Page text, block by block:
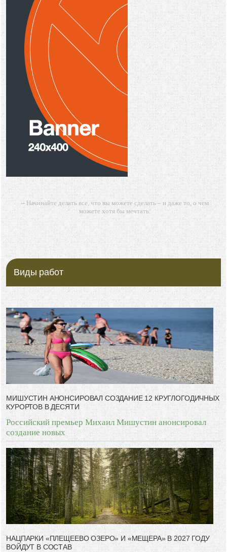
-- Начинайте делать все, что вы можете сделать – и даже то, о чем
можете хотя бы мечтать.
-- Все дело в мыслях. Мысль — начало всего. И мыслями можно
управлять. И поэтому главное дело совершенствования: работать над
мыслями.
-- Идите уверенно по направлению к мечте. Живите той жизнью,
глупость. Из всех страхов самый пугающий — самолюбование.
-- Лучшее, что можно сделать с хорошим советом, это пропустить его
мимо ушей. Он никогда не бывает полезен никому, кроме того, кто его
-- Люблю давать советы и очень не люблю, когда их дают мне.
Виды работ
МИШУСТИН АНОНСИРОВАЛ СОЗДАНИЕ 12 КРУГЛОГОДИЧНЫХ
КУРОРТОВ В ДЕСЯТИ
Российский премьер Михаил Мишустин анонсировал
создание новых
НАЦПАРКИ «ПЛЕЩЕЕВО ОЗЕРО» И «МЕЩЕРА» В 2027 ГОДУ
ВОЙДУТ В СОСТАВ